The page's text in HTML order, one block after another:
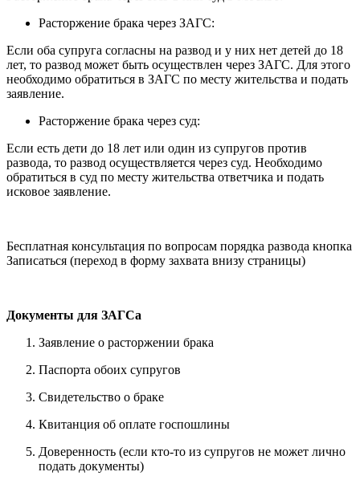
Расторжение брака через ЗАГС:
Если оба супруга согласны на развод и у них нет детей до 18
лет, то развод может быть осуществлен через ЗАГС. Для этого
необходимо обратиться в ЗАГС по месту жительства и подать
заявление.
Расторжение брака через суд:
Если есть дети до 18 лет или один из супругов против
развода, то развод осуществляется через суд. Необходимо
обратиться в суд по месту жительства ответчика и подать
исковое заявление.
Бесплатная консультация по вопросам порядка развода кнопка
Записаться (переход в форму захвата внизу страницы)
Документы для ЗАГСа
Заявление о расторжении брака
Паспорта обоих супругов
Свидетельство о браке
Квитанция об оплате госпошлины
Доверенность (если кто-то из супругов не может лично
подать документы)